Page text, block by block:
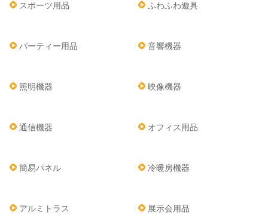
スポーツ用品 ふわふわ遊具
パーティー用品 音響機器
照明機器 映像機器
通信機器 オフィス用品
簡易パネル 冷暖房機器
アルミトラス 展示会用品